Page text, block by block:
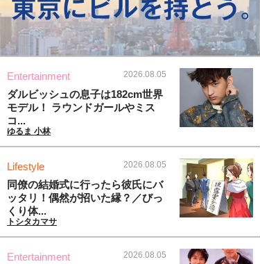
Entertainment 2026.08.05
ダルビッシュの息子は182cm世界
モデル！ ラウンドガールやミス
コ...
ゆるま 小林
Lifestyle 2026.08.05
同僚の結婚式に行ったら彼氏にバ
ッタリ！偶然が招いた縁？／びっ
くり体...
トシタカマサ
Entertainment 2026.08.05